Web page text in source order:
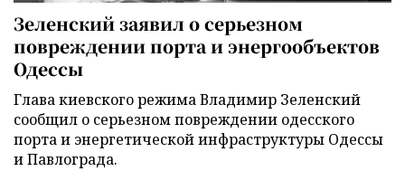
Зеленский заявил о серьезном
повреждении порта и энергообъектов
Одессы
Глава киевского режима Владимир Зеленский
сообщил о серьезном повреждении одесского
порта и энергетической инфраструктуры Одессы
и Павлограда.